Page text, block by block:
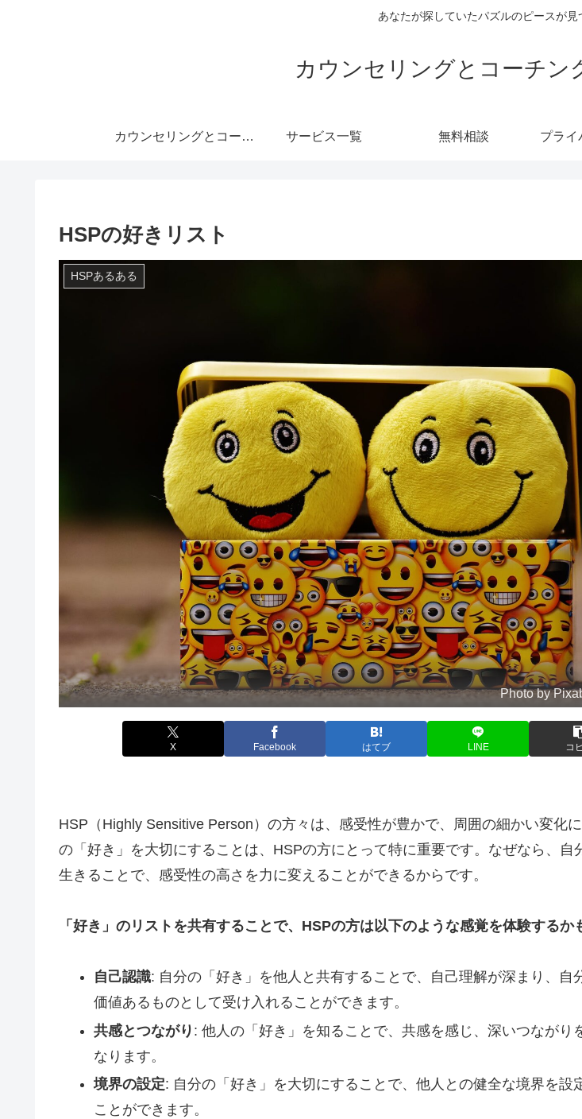
あなたが探していたパズルのピースが
カウンセリングとコーチン
カウンセリングとコーチングのHSP支援委員会 サービス一覧 無料相談 プライ
HSPの好きリスト
HSPあるある
Photo by
X Facebook はてブ LINE コ
HSP（Highly Sensitive Person）の方々は、感受性が豊かで、周囲の細かい変化
の「好き」を大切にすることは、HSPの方にとって特に重要です。なぜなら、自
生きることで、感受性の高さを力に変えることができるからです。
「好き」のリストを共有することで、HSPの方は以下のような感覚を体験するか
自己認識: 自分の「好き」を他人と共有することで、自己理解が深まり、自
価値あるものとして受け入れることができます。
共感とつながり : 他人の「好き」を知ることで、共感を感じ、深いつながり
なります。
境界の設定: 自分の「好き」を大切にすることで、他人との健全な境界を設
ことができます。